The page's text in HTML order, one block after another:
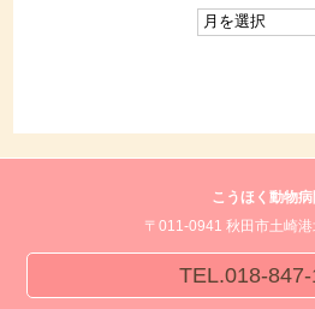
こうほく動物
〒011-0941 秋田市土崎
TEL.018-